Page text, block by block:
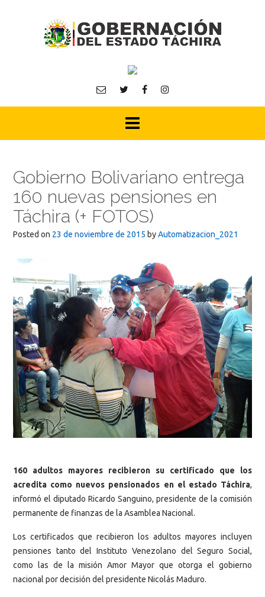
Gobierno Bolivariano entrega
160 nuevas pensiones en
Táchira (+ FOTOS)
Posted on 23 de noviembre de 2015 byAutomatizacion_2021
160 adultos mayores recibieron su certificado que los
acredita como nuevos pensionados en el estado Táchira,
informó el diputado Ricardo Sanguino, presidente de la comisión
permanente de finanzas de la Asamblea Nacional.
Los certificados que recibieron los adultos mayores incluyen
pensiones tanto del Instituto Venezolano del Seguro Social,
como las de la misión Amor Mayor que otorga el gobierno
nacional por decisión del presidente Nicolás Maduro.